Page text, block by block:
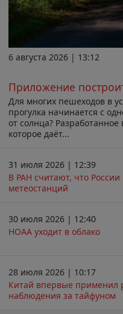
6 августа 2026 | 13:12
Приложение
Для многих пешеходов в
прогулка начинается с
от солнца?
которое даёт...
31 июля 2026 | 12:39
В РАН считают, что
метеостанций
30 июля 2026 | 12:40
НОАА уходит в облако
28 июля 2026 | 10:17
Китай впервые применил
наблюдения за тайфуном